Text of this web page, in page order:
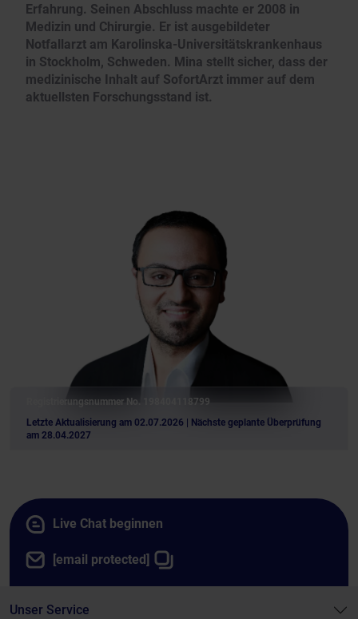
Erfahrung. Seinen Abschluss machte er 2008 in
Medizin und Chirurgie. Er ist ausgebildeter
Notfallarzt am Karolinska-Universitätskrankenhaus
in Stockholm, Schweden. Mina stellt sicher, dass der
medizinische Inhalt auf SofortArzt immer auf dem
aktuellsten Forschungsstand ist.
Letzte Aktualisierung am 02.07.2026
| Nächste geplante Überprüfung
am 28.04.2027
Registrierungsnummer No. 198404118799
Live Chat beginnen
[email protected]
Unser Service